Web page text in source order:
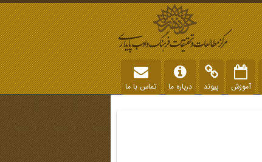
آموزش پیوند درباره ما تماس با ما